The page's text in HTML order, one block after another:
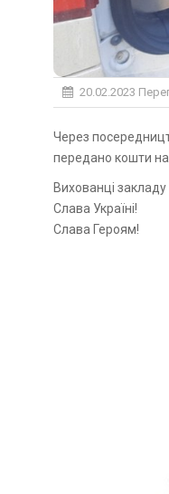
20.02.2023
Через посередництво викладача Тимчик М. та участі Природничо-гуманітарного фахового коледжу ДВНЗ "УжНУ" було
передано кошти на
Вихованці
Слава Україні!
Слава Героям!